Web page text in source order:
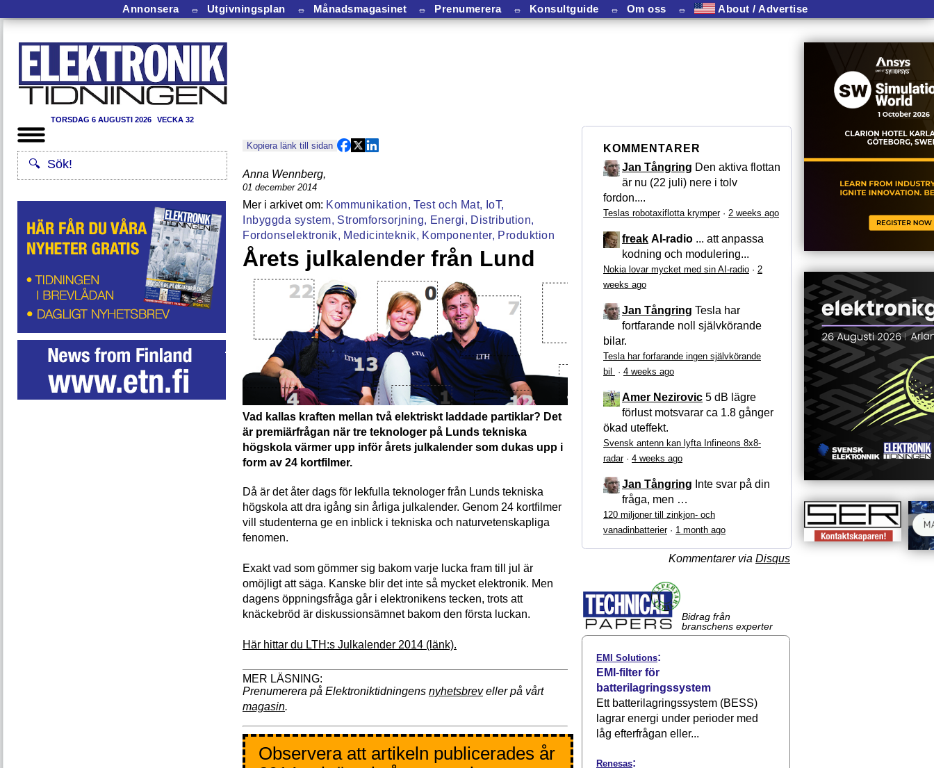
Annonsera ⏛ Utgivningsplan ⏛ Månadsmagasinet ⏛ Prenumerera ⏛ Konsultguide ⏛ Om oss ⏛ About / Advertise
TORSDAG 6 AUGUSTI 2026 VECKA 32
Kopiera länk till sidan
Anna Wennberg,
01 december 2014
Kommunikation, Test och Mat, IoT,
Inbyggda system, Stromforsorjning, Energi, Distribution,
Fordonselektronik, Medicinteknik, Komponenter, Produktion
Årets julkalender från Lund
Vad kallas kraften mellan två elektriskt laddade partiklar? Det
är premiärfrågan när tre teknologer på Lunds tekniska
högskola värmer upp inför årets julkalender som dukas upp i
form av 24 kortfilmer.
Då är det åter dags för lekfulla teknologer från Lunds tekniska
högskola att dra igång sin årliga julkalender. Genom 24 kortfilmer
vill studenterna ge en inblick i tekniska och naturvetenskapliga
fenomen.
Exakt vad som gömmer sig bakom varje lucka fram till jul är
omöjligt att säga. Kanske blir det inte så mycket elektronik. Men
dagens öppningsfråga går i elektronikens tecken, trots att
knäckebröd är diskussionsämnet bakom den första luckan.
Här hittar du LTH:s Julkalender 2014 (länk).
Prenumerera på Elektroniktidningens nyhetsbreveller på vårt
magasin.
Observera att artikeln publicerades år
KOMMENTARER
Jan Tångring Den aktiva flottan
är nu (22 juli) nere i tolv
fordon....
Teslas robotaxiflotta krymper· 2 weeks ago
freak AI-radio ... att anpassa
kodning och modulering...
Nokia lovar mycket med sin AI-radio · 2
weeks ago
Jan Tångring Tesla har
fortfarande noll självkörande
bilar.
Tesla har forfarande ingen självkörande
bil
· 4 weeks ago
Amer Nezirovic 5 dB lägre
förlust motsvarar ca 1.8 gånger
ökad uteffekt.
Svensk antenn kan lyfta Infineons 8x8-
radar· 4 weeks ago
Jan Tångring Inte svar på din
fråga, men …
120 miljoner till zinkjon- och
vanadinbatterier· 1 month ago
Kommentarer via Disqus
Bidrag från
branschens experter
EMI Solutions:
EMI-filter för
batterilagringssystem
Ett batterilagringssystem (BESS)
lagrar energi under perioder med
låg efterfrågan eller...
Renesas: